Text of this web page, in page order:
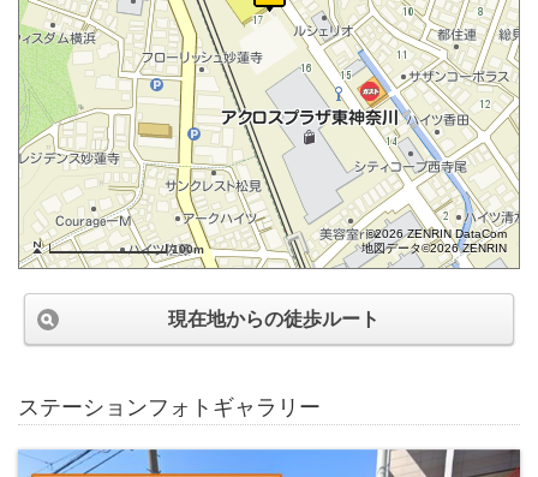
100m
©2026 ZENRIN DataCom
地図データ©2026 ZENRIN
現在地からの徒歩ルート
ステーションフォトギャラリー